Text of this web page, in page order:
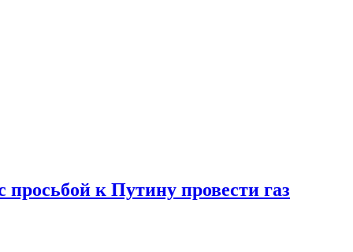
просьбой к Путину провести газ